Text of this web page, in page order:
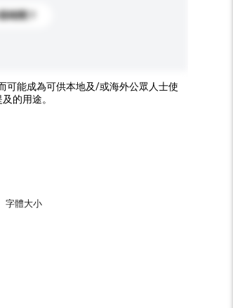
時間？
可能成為可供本地及/或海外公眾人士使
的用途。
字體大小